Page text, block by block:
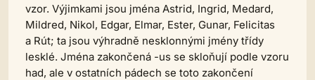
vzor. Výjimkami jsou jména Astrid, Ingrid, Medard,
Mildred, Nikol, Edgar, Elmar, Ester, Gunar, Felicitas
a Rút; ta jsou výhradně nesklonnými jmény třídy
lesklé. Jména zakončená -us se skloňují podle vzoru
had, ale v ostatních pádech se toto zakončení